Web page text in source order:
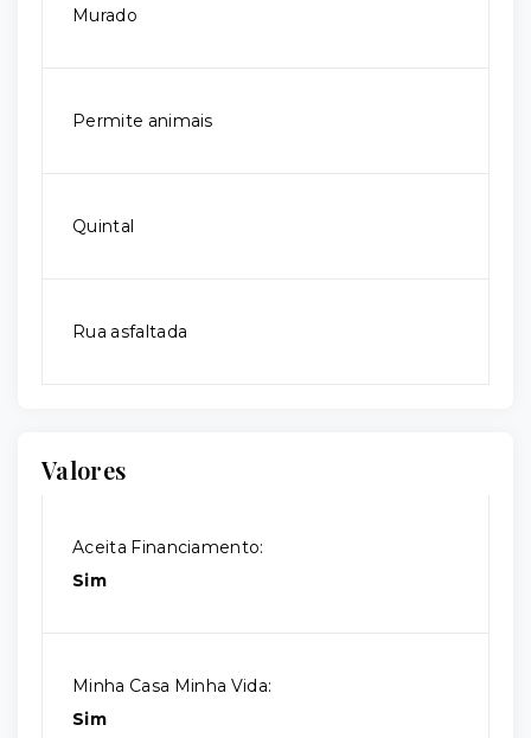
Murado
Permite animais
Quintal
Rua asfaltada
Valores
Aceita Financiamento:
Sim
Minha Casa Minha Vida:
Sim